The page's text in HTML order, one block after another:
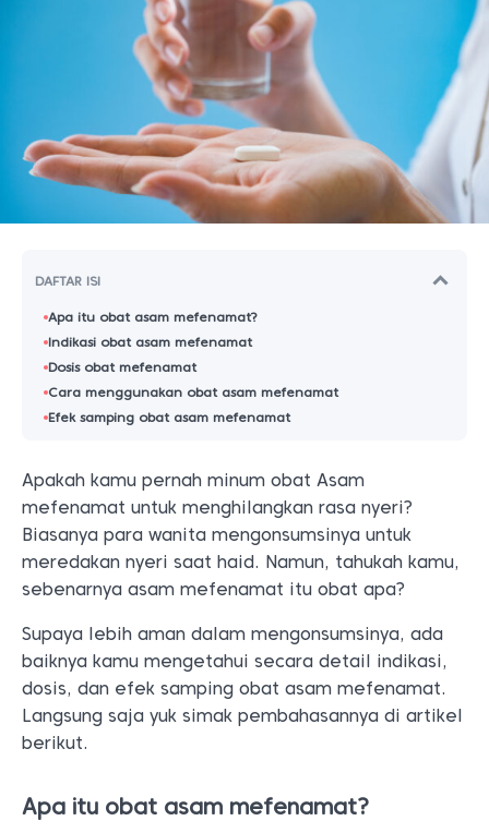
DAFTAR ISI
Apa itu obat asam mefenamat?
Indikasi obat asam mefenamat
Dosis obat mefenamat
Cara menggunakan obat asam mefenamat
Efek samping obat asam mefenamat
Apakah kamu pernah minum obat Asam
mefenamat untuk menghilangkan rasa nyeri?
Biasanya para wanita mengonsumsinya untuk
meredakan nyeri saat haid. Namun, tahukah kamu,
sebenarnya asam mefenamat itu obat apa?
Supaya lebih aman dalam mengonsumsinya, ada
baiknya kamu mengetahui secara detail indikasi,
dosis, dan efek samping obat asam mefenamat.
Langsung saja yuk simak pembahasannya di artikel
berikut.
Apa itu obat asam mefenamat?